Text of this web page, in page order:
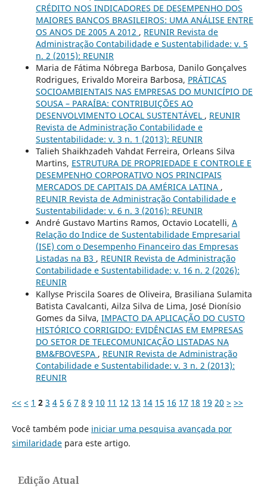
CRÉDITO NOS INDICADORES DE DESEMPENHO DOS
MAIORES BANCOS BRASILEIROS: UMA ANÁLISE ENTRE
OS ANOS DE 2005 A 2012 , REUNIR Revista de
Administração Contabilidade e Sustentabilidade: v. 5
n. 2 (2015): REUNIR
Maria de Fátima Nóbrega Barbosa, Danilo Gonçalves
Rodrigues, Erivaldo Moreira Barbosa, PRÁTICAS
SOCIOAMBIENTAIS NAS EMPRESAS DO MUNICÍPIO DE
SOUSA – PARAÍBA: CONTRIBUIÇÕES AO
DESENVOLVIMENTO LOCAL SUSTENTÁVEL , REUNIR
Revista de Administração Contabilidade e
Sustentabilidade: v. 3 n. 1 (2013): REUNIR
Talieh Shaikhzadeh Vahdat Ferreira, Orleans Silva
Martins, ESTRUTURA DE PROPRIEDADE E CONTROLE E
DESEMPENHO CORPORATIVO NOS PRINCIPAIS
MERCADOS DE CAPITAIS DA AMÉRICA LATINA ,
REUNIR Revista de Administração Contabilidade e
Sustentabilidade: v. 6 n. 3 (2016): REUNIR
André Gustavo Martins Ramos, Octavio Locatelli, A
Relação do Indice de Sustentabilidade Empresarial
(ISE) com o Desempenho Financeiro das Empresas
Listadas na B3 , REUNIR Revista de Administração
Contabilidade e Sustentabilidade: v. 16 n. 2 (2026):
REUNIR
Kallyse Priscila Soares de Oliveira, Brasiliana Sulamita
Batista Cavalcanti, Ailza Silva de Lima, José Dionísio
Gomes da Silva, IMPACTO DA APLICAÇÃO DO CUSTO
HISTÓRICO CORRIGIDO: EVIDÊNCIAS EM EMPRESAS
DO SETOR DE TELECOMUNICAÇÃO LISTADAS NA
BM&FBOVESPA , REUNIR Revista de Administração
Contabilidade e Sustentabilidade: v. 3 n. 2 (2013):
REUNIR
<< < 1 2 3 4 5 6 7 8 9 10 11 12 13 14 15 16 17 18 19 20 > >>
Você também pode iniciar uma pesquisa avançada por
similaridadepara este artigo.
Edição Atual